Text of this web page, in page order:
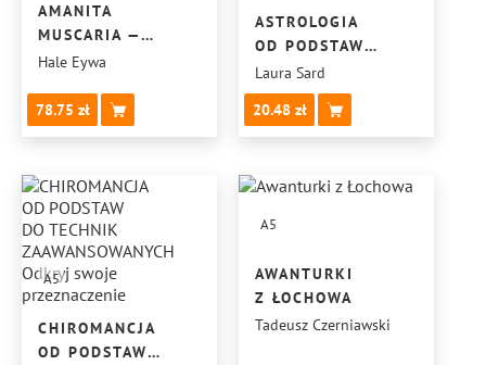
AMANITA
MUSCARIA —
ZAKAZANE
Hale Eywa
78.75
ASTROLOGIA
OD PODSTAW
ODKRYWAMY
KOSMICZNE
WPŁYWY
Laura Sard
20.48
A5
CHIROMANCJA
OD PODSTAW
A5
AWANTURKI
Z ŁOCHOWA
Tadeusz Czerniawski